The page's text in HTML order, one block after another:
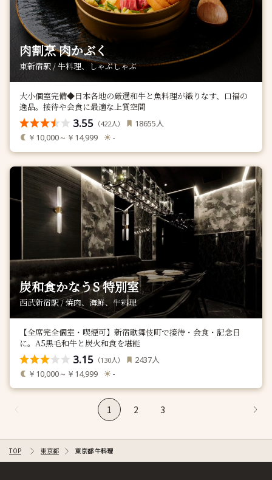
肉割烹 肉かぶく
東新宿駅 / 牛料理、しゃぶしゃぶ
大小個室完備◆日本各地の厳選和牛と魚料理が織りなす、口福の
逸品。接待や会食に最適な上質空間
3.55 （422人） 18655人
￥10,000～￥14,999 -
炭和食かなうS 特別室
西武新宿駅 / 焼肉、海鮮、牛料理
【全席完全個室・喫煙可】新宿歌舞伎町で接待・会食・記念日
に。A5黒毛和牛と炭火和食を堪能
3.15 （130人） 2437人
￥10,000～￥14,999 -
1 2 3
TOP 東京都 東京都 牛料理